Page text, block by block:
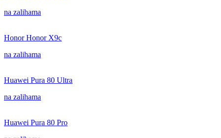
na zalihama
Honor Honor X9c
na zalihama
Huawei Pura 80 Ultra
na zalihama
Huawei Pura 80 Pro